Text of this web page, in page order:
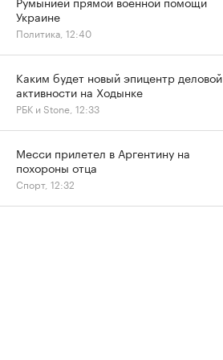
Украине
Политика, 12:40
Каким будет новый эпицентр деловой
активности на Ходынке
РБК и Stone, 12:33
Месси прилетел в Аргентину на
похороны отца
Спорт, 12:32